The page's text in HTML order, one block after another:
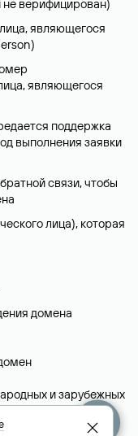
не верифицирован)
являющегося
являющегося
поддержка
выполнения заявки
связи, чтобы
лица), которая
домена
и зарубежных
разделе «Помощь».